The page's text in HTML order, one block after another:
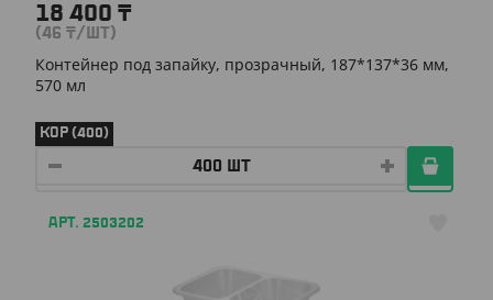
18 400 ₸
(46 ₸/ШТ)
Контейнер под запайку, прозрачный, 187*137*36 мм,
570 мл
КОР (400)
АРТ. 2503202